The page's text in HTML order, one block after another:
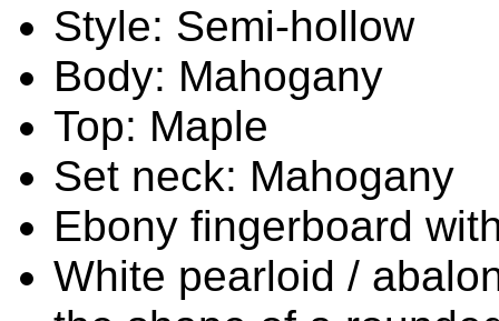
Style: Semi-hollow
Body: Mahogany
Top: Maple
Set neck: Mahogany
Ebony fingerboard
White pearloid /